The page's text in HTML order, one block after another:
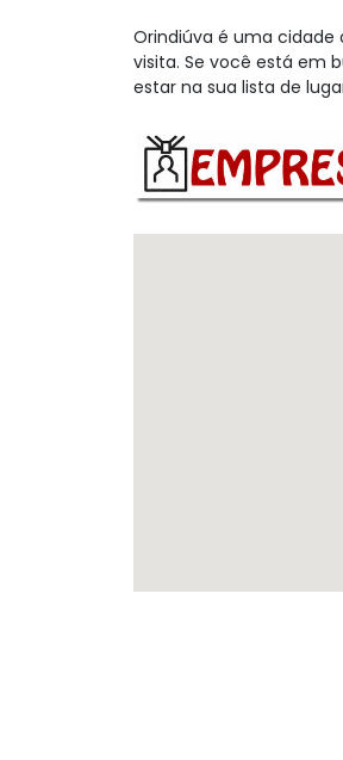
Orindiúva é uma
visita. Se você está em
estar na sua lista de